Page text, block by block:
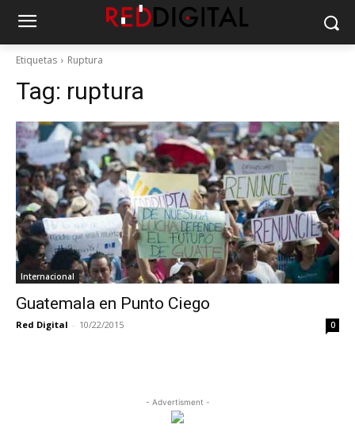
Etiquetas Ruptura
Tag: ruptura
Internacional
Guatemala en Punto Ciego
Red Digital - 10/22/2015 0
- Advertisment -